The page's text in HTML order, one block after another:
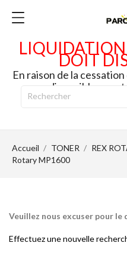
DOIT
En raison de la
disponibles en
Accueil TONER REX
Rotary MP1600
Veuillez nous excuser pour le
Effectuez une nouvelle